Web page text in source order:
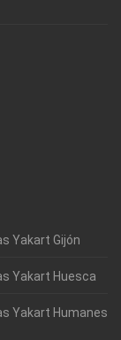
Yakart Gijón
Yakart Huesca
Yakart Humanes